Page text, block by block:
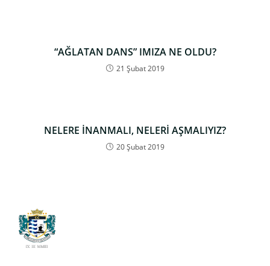
“AĞLATAN DANS” IMIZA NE OLDU?
21 Şubat 2019
NELERE İNANMALI, NELERİ AŞMALIYIZ?
20 Şubat 2019